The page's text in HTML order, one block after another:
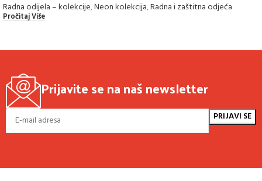
Radna odijela – kolekcije,Neon kolekcija,Radna i zaštitna odjeća
Pročitaj Više
Prijavite se na naš newsletter